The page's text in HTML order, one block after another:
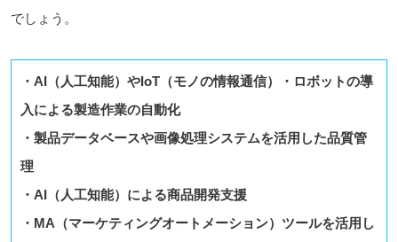
でしょう。
・AI（人工知能）やIoT（モノの情報通信）・ロボットの導
入による製造作業の自動化
・製品データベースや画像処理システムを活用した品質管
理
・AI（人工知能）による商品開発支援
・MA（マーケティングオートメーション）ツールを活用し